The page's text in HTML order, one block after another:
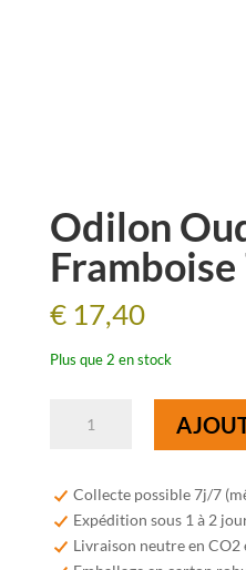
Odilon
Framboise
€17,40
Plus que 2 en stock
Oude
Framboise
75cl
Collecte possible 7j/7
Expédition sous 1 à 2
Livraison neutre en CO2